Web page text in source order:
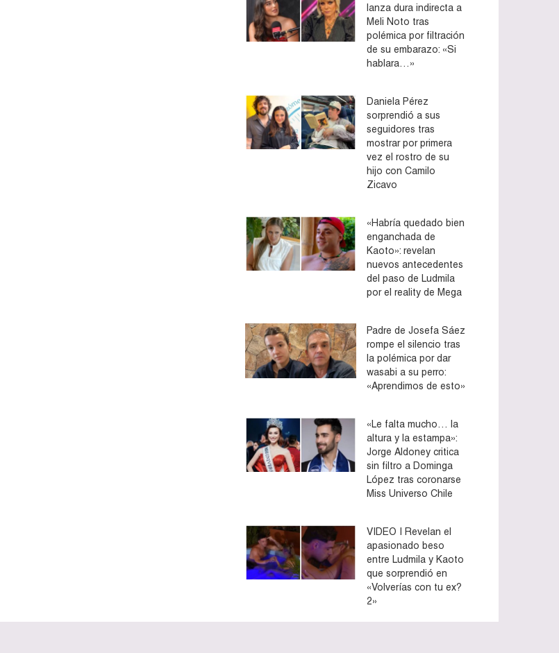
lanza dura indirecta a
Meli Noto tras
polémica por filtración
de su embarazo: «Si
hablara…»
Daniela Pérez
sorprendió a sus
seguidores tras
mostrar por primera
vez el rostro de su
hijo con Camilo
Zicavo
«Habría quedado bien
enganchada de
Kaoto»: revelan
nuevos antecedentes
del paso de Ludmila
por el reality de Mega
Padre de Josefa Sáez
rompe el silencio tras
la polémica por dar
wasabi a su perro:
«Aprendimos de esto»
«Le falta mucho… la
altura y la estampa»:
Jorge Aldoney critica
sin filtro a Dominga
López tras coronarse
Miss Universo Chile
VIDEO | Revelan el
apasionado beso
entre Ludmila y Kaoto
que sorprendió en
«Volverías con tu ex?
2»